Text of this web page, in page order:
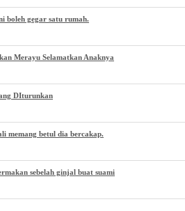
boleh gegar satu rumah.
Merayu Selamatkan Anaknya
DIturunkan
memang betul dia bercakap.
sebelah ginjal buat suami